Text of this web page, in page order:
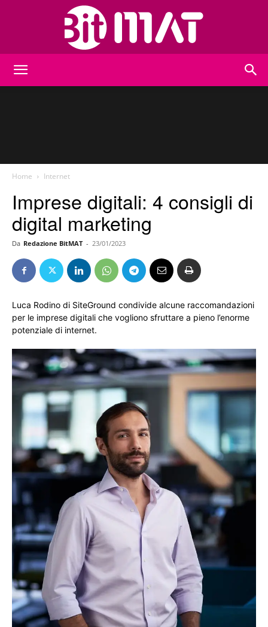
Home Internet
Imprese digitali: 4 consigli di
digital marketing
Da Redazione BitMAT - 23/01/2023
Luca Rodino di SiteGround condivide alcune raccomandazioni
per le imprese digitali che vogliono sfruttare a pieno l’enorme
potenziale di internet.